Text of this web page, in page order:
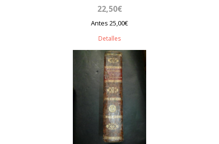
22,50€
Antes 25,00€
Detalles